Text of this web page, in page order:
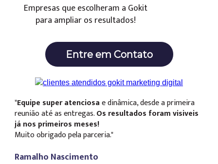
Empresas que escolheram a Gokit
para ampliar os resultados!
Entre em Contato
"Equipe super atenciosae dinâmica, desde a primeira
reunião até as entregas.Os resultados foram visiveis
já nos primeiros meses!
Muito obrigado pela parceria."
Ramalho Nascimento